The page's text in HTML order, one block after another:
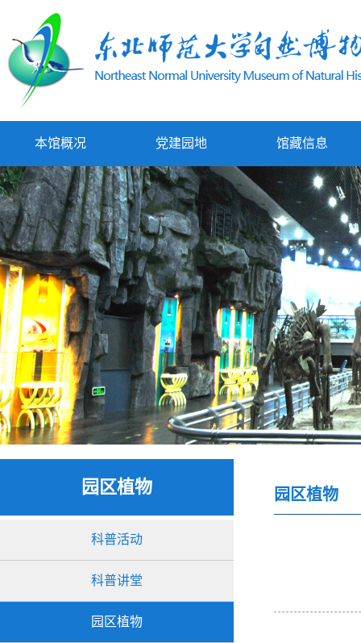
本馆概况 党建园地 馆藏信息
园区植物
科普活动
科普讲堂
园区植物
园区植物